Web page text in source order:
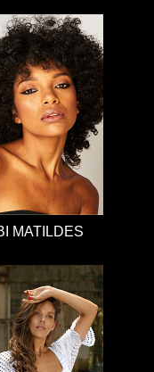
MATILDES